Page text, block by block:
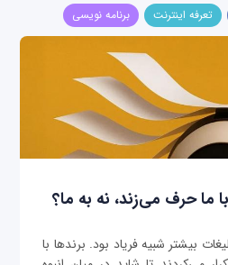
تعرفه اینترنت برنامه نویسی
ما حرف می‌زند، نه به ما؟
بیشتر شبیه فریاد بود. برندها با